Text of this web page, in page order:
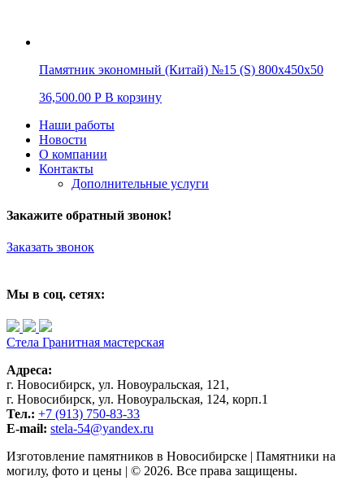
Памятник экономный (Китай) №15 (S) 800х450х50
36,500.00 Р В корзину
Наши работы
Новости
О компании
Контакты
Дополнительные услуги
Закажите обратный звонок!
Заказать звонок
Мы в соц. сетях:
Стела Гранитная мастерская
Адреса:
г. Новосибирск, ул. Новоуральская, 121,
г. Новосибирск, ул. Новоуральская, 124, корп.1
Тел.: +7 (913) 750-83-33
E-mail: stela-54@yandex.ru
Изготовление памятников в Новосибирске | Памятники на
могилу, фото и цены | © 2026. Все права защищены.